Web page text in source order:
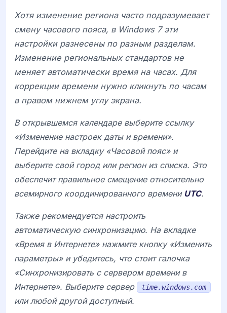
Хотя изменение региона часто подразумевает
смену часового пояса, в Windows 7 эти
настройки разнесены по разным разделам.
Изменение региональных стандартов не
меняет автоматически время на часах. Для
коррекции времени нужно кликнуть по часам
в правом нижнем углу экрана.
В открывшемся календаре выберите ссылку
«Изменение настроек даты и времени».
Перейдите на вкладку «Часовой пояс» и
выберите свой город или регион из списка. Это
обеспечит правильное смещение относительно
всемирного координированного времени UTC.
Также рекомендуется настроить
автоматическую синхронизацию. На вкладке
«Время в Интернете» нажмите кнопку «Изменить
параметры» и убедитесь, что стоит галочка
«Синхронизировать с сервером времени в
Интернете». Выберите сервер
time.windows.com
или любой другой доступный.